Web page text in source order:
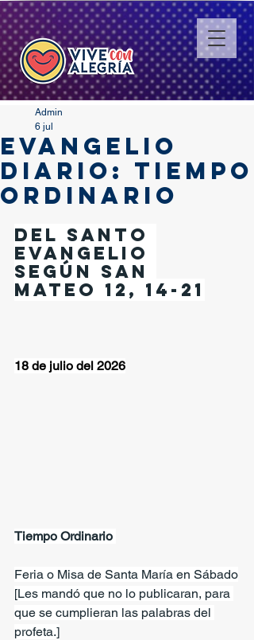
EVANGELIO
DIARIO: TIEMPO
ORDINARIO
Admin
6 jul
Del santo
Evangelio
según san
Mateo 12, 14-21
18 de julio del 2026
Tiempo Ordinario
Feria o Misa de Santa María en Sábado
[Les mandó que no lo publicaran, para
que se cumplieran las palabras del
profeta.]